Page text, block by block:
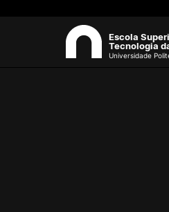
Escola
Tecnologia
Universidade